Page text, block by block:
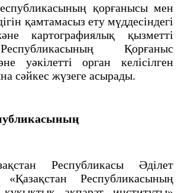
қорғанысы мен
қамтамасыз ету мүддесіндегі
картографиялық қызметті
Қорғаныс
уәкілетті орган келісілген
сәйкес жүзеге асырады.
Республикасы Әділет
«Қазақстан Республикасының